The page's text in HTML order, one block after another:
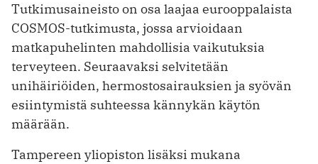
Tutkimusaineisto on osa laajaa eurooppalaista
COSMOS-tutkimusta, jossa arvioidaan
matkapuhelinten mahdollisia vaikutuksia
terveyteen. Seuraavaksi selvitetään
unihäiriöiden, hermostosairauksien ja syövän
esiintymistä suhteessa kännykän käytön
määrään.
Tampereen yliopiston lisäksi mukana